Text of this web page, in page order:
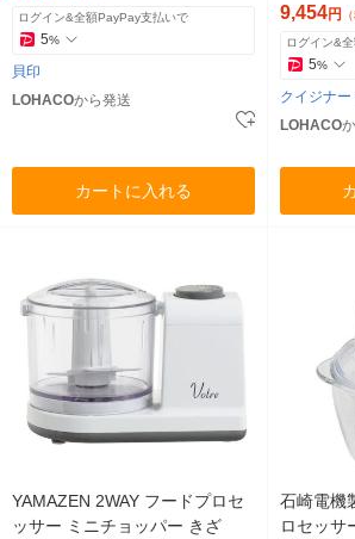
ログイン&全額PayPay支払いで
5%
貝印
LOHACOから発送
カートに入れる
9,454円
ログイン&
5%
クイジナー
LOHACO
YAMAZEN 2WAY フードプロセ
ッサー ミニチョッパー きざ
石崎電機
ロセッサ